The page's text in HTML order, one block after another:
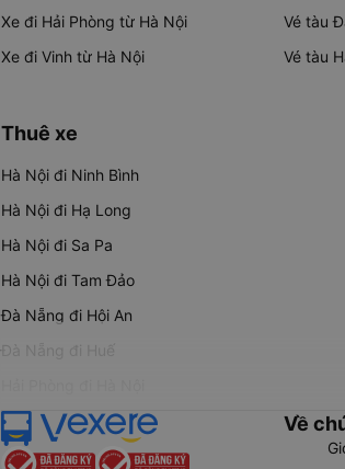
Xe đi Hải Phòng từ Hà Nội
Xe đi Vinh từ Hà Nội
Vé tàu
Vé tàu
Thuê xe
Hà Nội đi Ninh Bình
Hà Nội đi Hạ Long
Hà Nội đi Sa Pa
Hà Nội đi Tam Đảo
Đà Nẵng đi Hội An
Đà Nẵng đi Huế
Về